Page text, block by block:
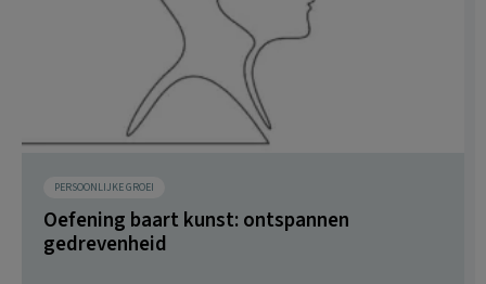
PERSOONLIJKE GROEI
Oefening baart kunst: ontspannen
gedrevenheid